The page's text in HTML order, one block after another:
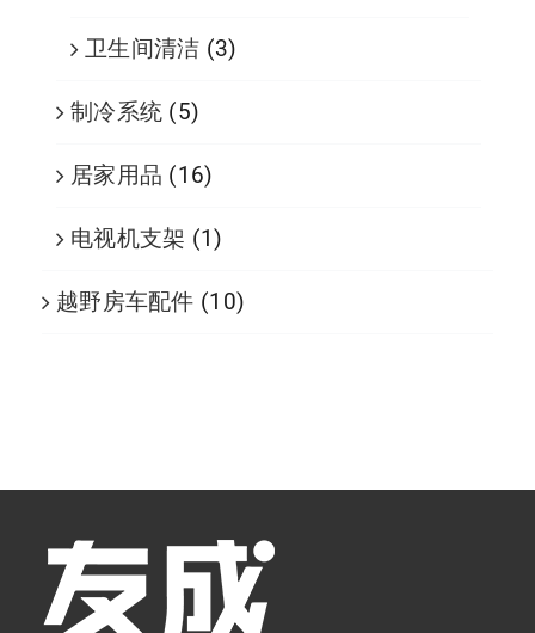
卫生间清洁 (3)
制冷系统 (5)
居家用品 (16)
电视机支架 (1)
越野房车配件 (10)